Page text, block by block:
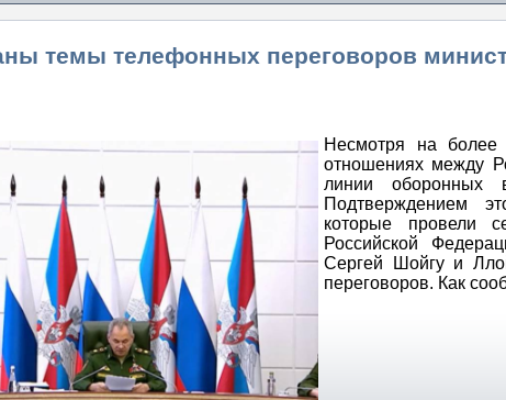
темы телефонных переговоров
Несмотря на более
отношениях между
линии оборонных
Подтверждением
которые провели
Российской
Сергей Шойгу и
переговоров. Как